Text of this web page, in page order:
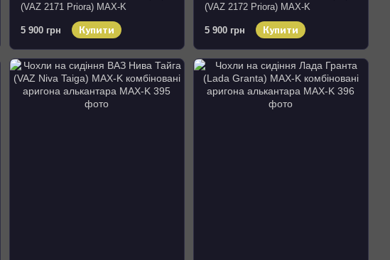
(VAZ 2171 Priora) MAX-K
комбіновані аригона алькантара
5 900 грн
Купити
(VAZ 2172 Priora) MAX-K
комбіновані аригона алькантара
5 900 грн
Купити